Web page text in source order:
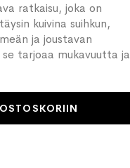
ratkaisu, joka on
kuivina suihkun,
ja joustavan
tarjoaa mukavuutta ja